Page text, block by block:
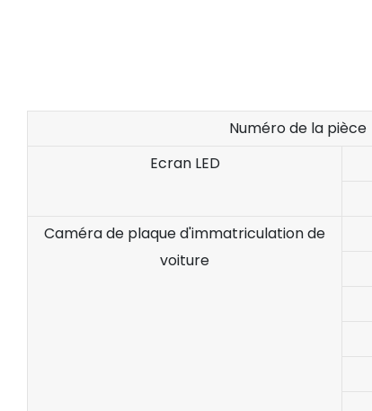
Numéro de la pièce
Ecran LED
Caméra de plaque d'immatriculation de
voiture